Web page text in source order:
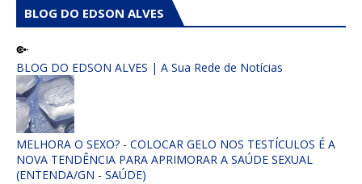
BLOG DO EDSON ALVES
BLOG DO EDSON ALVES | A Sua Rede de Notícias
MELHORA O SEXO? - COLOCAR GELO NOS TESTÍCULOS É A
NOVA TENDÊNCIA PARA APRIMORAR A SAÚDE SEXUAL
(ENTENDA/GN - SAÚDE)